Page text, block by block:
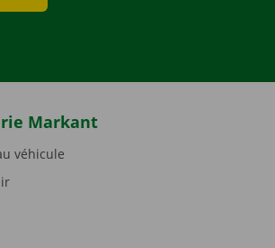
Markant
véhicule